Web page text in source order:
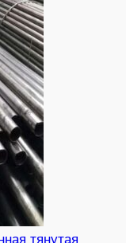
тянутая